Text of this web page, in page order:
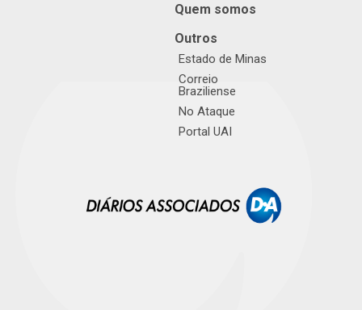
Quem somos
Outros
Estado de Minas
Correio
Braziliense
No Ataque
Portal UAI